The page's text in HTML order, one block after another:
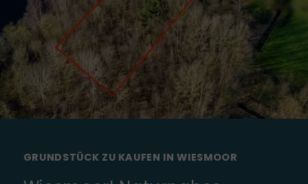
GRUNDSTÜCK ZU KAUFEN IN WIESMOOR